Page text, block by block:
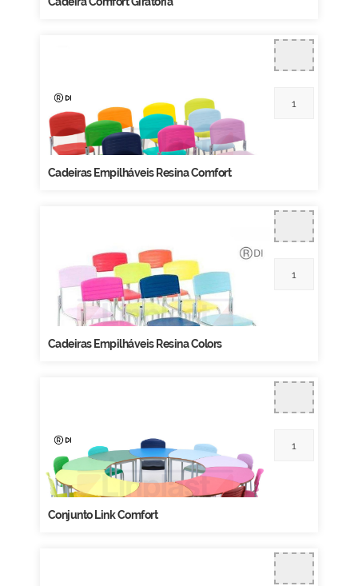
Cadeiras Empilháveis Resina Comfort
Cadeiras Empilháveis Resina Colors
Conjunto Link Comfort